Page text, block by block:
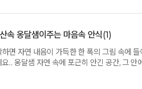
회를 가졌다. 10여년 전 깊은산속옹달샘
보다 더 나이지기를 소망한다. 일상에서 맞
싶을 때 이곳을 또 찾아오고 싶다.사랑합니
속 옹달샘이주는 마음속 안식(1)
면 자연 내음이 가득한 한 폭의 그림 속에
... 옹달샘 자연 속에 포근히 안긴 공간, 그
는 친구와,언제는 소중한 사람과,언제는 사